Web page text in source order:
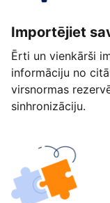
Importējiet
Ērti un vienkārši
informāciju no
virsnormas
sinhronizāciju.